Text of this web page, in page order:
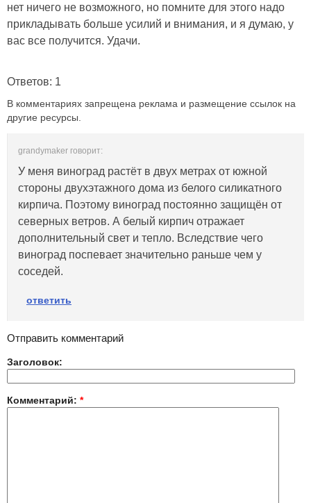
нет ничего не возможного, но помните для этого надо
прикладывать больше усилий и внимания, и я думаю, у
вас все получится. Удачи.
Ответов: 1
В комментариях запрещена реклама и размещение ссылок на
другие ресурсы.
grandymaker говорит:
У меня виноград растёт в двух метрах от южной
стороны двухэтажного дома из белого силикатного
кирпича. Поэтому виноград постоянно защищён от
северных ветров. А белый кирпич отражает
дополнительный свет и тепло. Вследствие чего
виноград поспевает значительно раньше чем у
соседей.
ответить
Отправить комментарий
Заголовок:
Комментарий: *